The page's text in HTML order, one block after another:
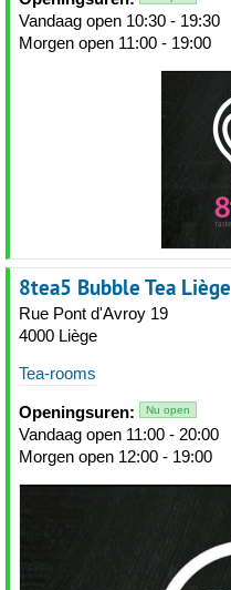
Vandaag open 10:30 - 19:30
Morgen open 11:00 - 19:00
8tea5 Bubble Tea Liège
Rue Pont d'Avroy 19
4000 Liège
Tea-rooms
Openingsuren: Nu open
Vandaag open 11:00 - 20:00
Morgen open 12:00 - 19:00